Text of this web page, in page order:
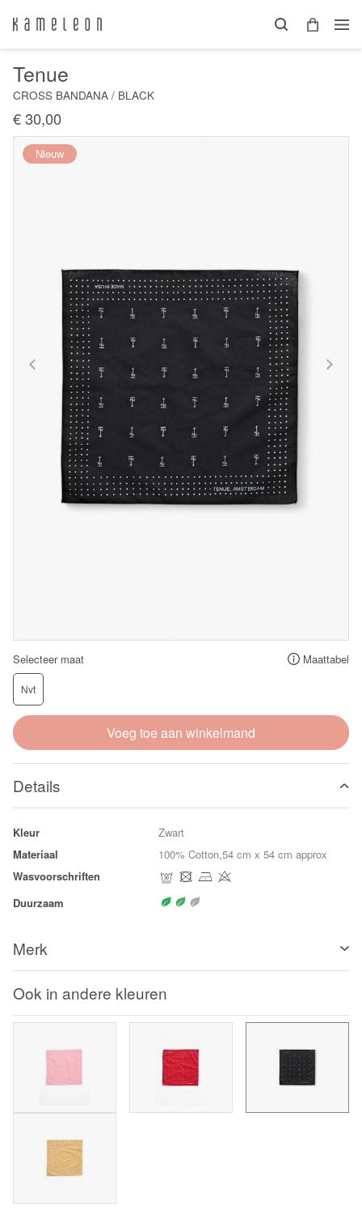
Tenue
CROSS BANDANA / BLACK
€ 30,00
Nieuw
Selecteer maat Maattabel
Nvt
Voeg toe aan winkelmand
Details
Kleur
Zwart
Materiaal
100% Cotton,54 cm x 54 cm approx
Wasvoorschriften
Duurzaam
Merk
Ook in andere kleuren